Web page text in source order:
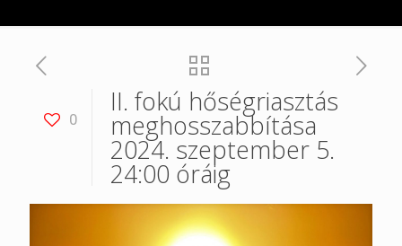
0
II. fokú hőségriasztás
meghosszabbítása
2024. szeptember 5.
24:00 óráig